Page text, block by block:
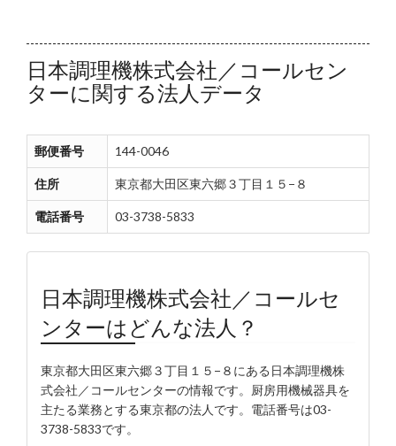
日本調理機株式会社／コールセン
ターに関する法人データ
郵便番号 144-0046
住所 東京都大田区東六郷３丁目１５−８
電話番号 03-3738-5833
日本調理機株式会社／コールセ
ンターはどんな法人？
東京都大田区東六郷３丁目１５−８にある日本調理機株
式会社／コールセンターの情報です。厨房用機械器具を
主たる業務とする東京都の法人です。電話番号は03-
3738-5833です。